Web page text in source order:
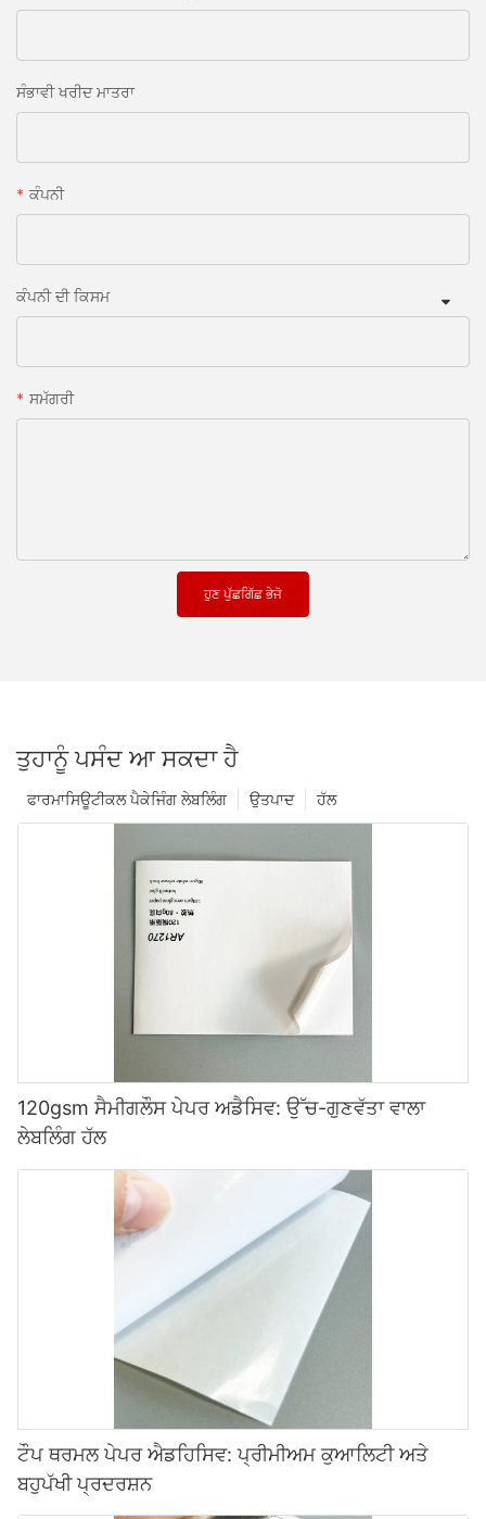
ਸੰਭਾਵੀ ਖਰੀਦ ਮਾਤਰਾ
ਕੰਪਨੀ
ਕੰਪਨੀ ਦੀ ਕਿਸਮ
ਸਮੱਗਰੀ
ਹੁਣ ਪੁੱਛਗਿੱਛ ਭੇਜੋ
ਤੁਹਾਨੂੰ ਪਸੰਦ ਆ ਸਕਦਾ ਹੈ
ਹੱਲ
ਉਤਪਾਦ
ਫਾਰਮਾਸਿਊਟੀਕਲ ਪੈਕੇਜਿੰਗ ਲੇਬਲਿੰਗ
120gsm ਸੈਮੀਗਲੌਸ ਪੇਪਰ ਅਡੈਸਿਵ: ਉੱਚ-ਗੁਣਵੱਤਾ ਵਾਲਾ
ਲੇਬਲਿੰਗ ਹੱਲ
ਟੌਪ ਥਰਮਲ ਪੇਪਰ ਐਡਹਿਸਿਵ: ਪ੍ਰੀਮੀਅਮ ਕੁਆਲਿਟੀ ਅਤੇ
ਬਹੁਪੱਖੀ ਪ੍ਰਦਰਸ਼ਨ